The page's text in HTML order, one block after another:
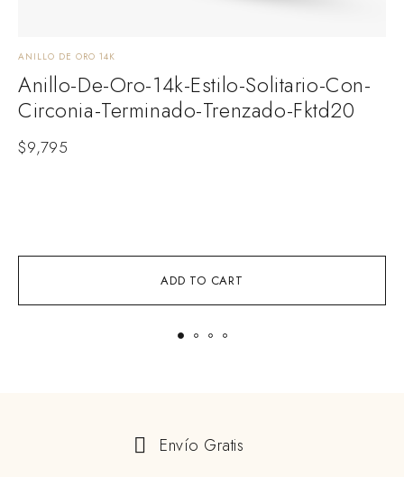
ADD TO CART
ANILLO DE ORO 14K
Anillo-De-Oro-14k-Estilo-Solitario-Con-
Circonia-Terminado-Trenzado-Fktd20
$9,795
Envío Gratis